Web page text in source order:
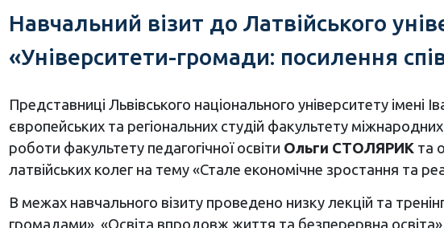
Навчальний візит до Латвійського
«Університети-громади: посилення
Представниці Львівського національного університету
європейських та регіональних студій факультету
роботи факультету педагогічної освіти Ольги СТОЛЯРИКта
латвійських колег на тему «Стале економічне зростання та
В межах навчального візиту проведено низку лекцій та
громадами», «Освіта впродовж життя та безперервна освіта»,